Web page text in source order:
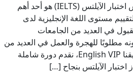
كيفية النجاح في اختبار الايلتس اختبار الآيلتس (IELTS) هو أحد أهم
مستوى اللغة الإنجليزية لدى
في العديد من الجامعات
مطلوبًا للهجرة والعمل في العديد من
الدول. من خلال موقعنا وتطبيقنا English VIP، نقدم دورة شاملة
اختبار الآيلتس بنجاح […]